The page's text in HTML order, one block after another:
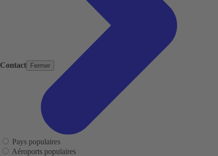
Contact Fermer
Pays populaires
Aéroports populaires